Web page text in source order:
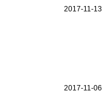
2017-11-13
2017-11-06